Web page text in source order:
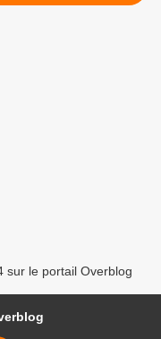
sur le portail Overblog